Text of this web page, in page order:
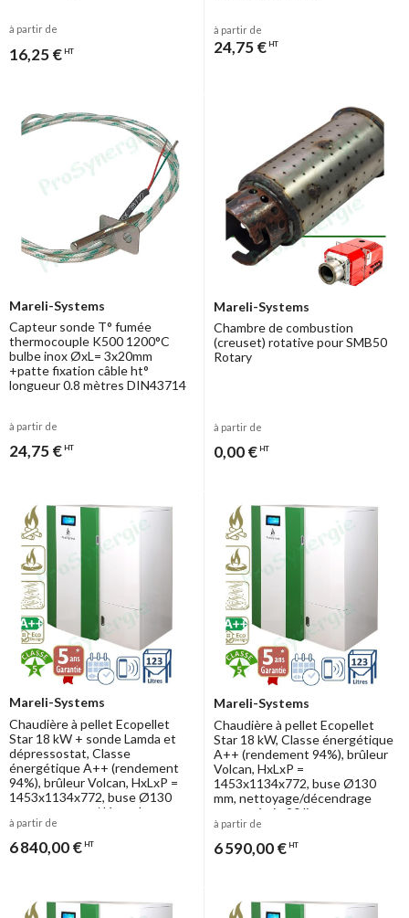
à partir de
16,25 € HT
à partir de
24,75 € HT
Mareli-Systems
Capteur sonde T° fumée
thermocouple K500 1200°C
bulbe inox ØxL= 3x20mm
+patte fixation câble ht°
longueur 0.8 mètres DIN43714
à partir de
24,75 € HT
Mareli-Systems
Chambre de combustion
(creuset) rotative pour SMB50
Rotary
à partir de
0,00 € HT
Mareli-Systems
Chaudière à pellet Ecopellet
Star 18 kW + sonde Lamda et
dépressostat, Classe
énergétique A++ (rendement
94%), brûleur Volcan, HxLxP =
1453x1134x772, buse Ø130
mm, nettoyage/décendrage
auto, trémie 90 litres
à partir de
6 840,00 € HT
Mareli-Systems
Chaudière à pellet Ecopellet
Star 18 kW, Classe énergétique
A++ (rendement 94%), brûleur
Volcan, HxLxP =
1453x1134x772, buse Ø130
mm, nettoyage/décendrage
auto, trémie 90 litres
à partir de
6 590,00 € HT